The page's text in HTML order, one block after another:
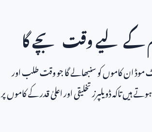
کے لیے وقت بچے گا
ان کاموں کو سنبھالے گا جو وقت طلب اور
تاکہ ڈویلپرز تخلیقی اور اعلیٰ قدر کے کاموں پر